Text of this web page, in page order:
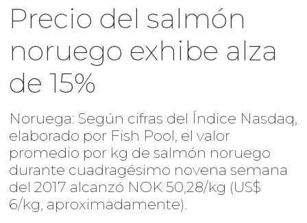
Precio del salmón
noruego exhibe alza
de 15%
Noruega: Según cifras del Índice Nasdaq,
elaborado por Fish Pool, el valor
promedio por kg de salmón noruego
durante cuadragésimo novena semana
del 2017 alcanzó NOK 50,28/kg (US$
6/kg, aproximadamente).